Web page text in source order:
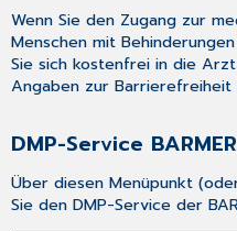
Wenn Sie den Zugang zur
Menschen mit
Sie sich kostenfrei in die
Angaben zur
DMP-Service BARMER
Über diesen Menüpunkt
Sie den DMP-Service der